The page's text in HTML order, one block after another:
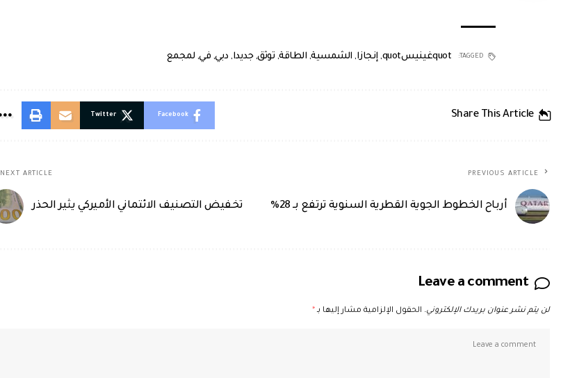
TAGGED: quotغينيسquot , إنجازا, الشمسية, الطاقة, توثق,جديدا, دبي, في, لمجمع
Share This Article
Facebook
Twitter
PREVIOUS ARTICLE
أرباح الخطوط الجوية القطرية السنوية ترتفع بـ 28%
NEXT ARTICLE
تخفيض التصنيف الائتماني الأميركي يثير الحذر
Leave a comment
لن يتم نشر عنوان بريدك الإلكتروني. الحقول الإلزامية مشار إليها بـ*